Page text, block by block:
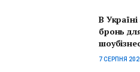
В
бронь
7 СЕРПНЯ